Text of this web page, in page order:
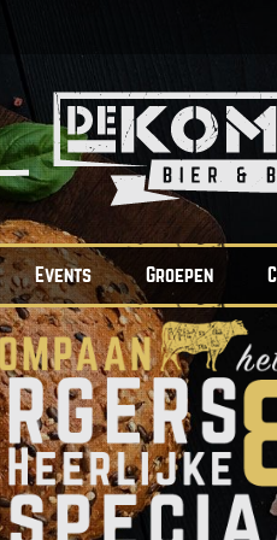
Events Groepen